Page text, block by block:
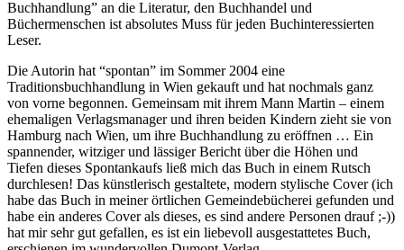
Buchhandlung” an die Literatur, den Buchhandel und
Büchermenschen ist absolutes Muss für jeden Buchinteressierten
Leser.
Die Autorin hat “spontan” im Sommer 2004 eine
Traditionsbuchhandlung in Wien gekauft und hat nochmals ganz
von vorne begonnen. Gemeinsam mit ihrem Mann Martin – einem
ehemaligen Verlagsmanager und ihren beiden Kindern zieht sie von
Hamburg nach Wien, um ihre Buchhandlung zu eröffnen … Ein
spannender, witziger und lässiger Bericht über die Höhen und
Tiefen dieses Spontankaufs ließ mich das Buch in einem Rutsch
durchlesen! Das künstlerisch gestaltete, modern stylische Cover (ich
habe das Buch in meiner örtlichen Gemeindebücherei gefunden und
habe ein anderes Cover als dieses, es sind andere Personen drauf ;-))
hat mir sehr gut gefallen, es ist ein liebevoll ausgestattetes Buch,